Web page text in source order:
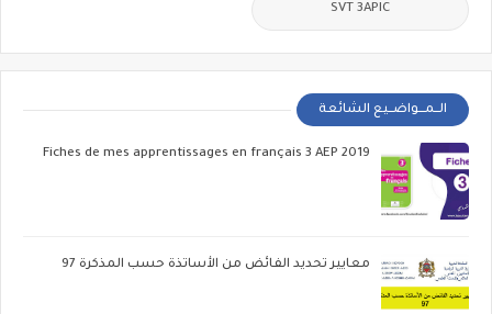
SVT 3APIC
الــمـــواضــيع الشائعة
Fiches de mes apprentissages en français 3 AEP 2019
معايير تحديد الفائض من الأساتذة حسب المذكرة 97